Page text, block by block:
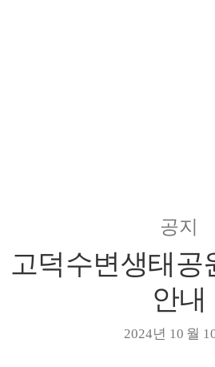
공지
고덕수변생태공
안내
2024년 10 월